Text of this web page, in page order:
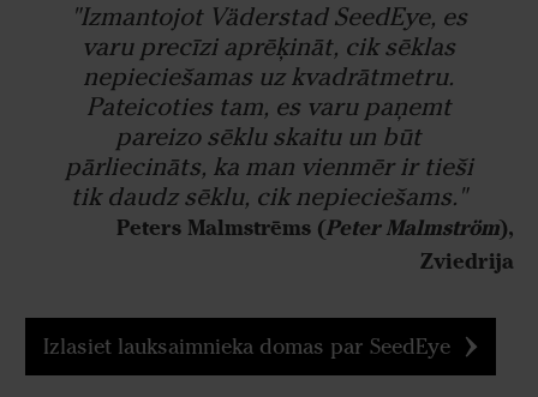
"Izmantojot Väderstad SeedEye, es
varu precīzi aprēķināt, cik sēklas
nepieciešamas uz kvadrātmetru.
Pateicoties tam, es varu paņemt
pareizo sēklu skaitu un būt
pārliecināts, ka man vienmēr ir tieši
tik daudz sēklu, cik nepieciešams."
Peters Malmstrēms (Peter Malmström),
Zviedrija
Izlasiet lauksaimnieka domas par SeedEye